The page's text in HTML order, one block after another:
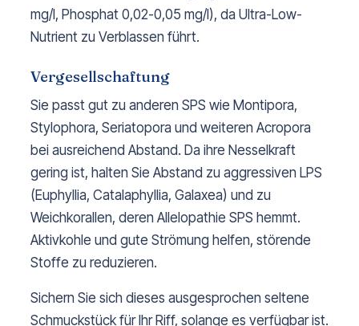
mg/l, Phosphat 0,02-0,05 mg/l), da Ultra-Low-
Nutrient zu Verblassen führt.
Vergesellschaftung
Sie passt gut zu anderen SPS wie Montipora,
Stylophora, Seriatopora und weiteren Acropora
bei ausreichend Abstand. Da ihre Nesselkraft
gering ist, halten Sie Abstand zu aggressiven LPS
(Euphyllia, Catalaphyllia, Galaxea) und zu
Weichkorallen, deren Allelopathie SPS hemmt.
Aktivkohle und gute Strömung helfen, störende
Stoffe zu reduzieren.
Sichern Sie sich dieses ausgesprochen seltene
Schmuckstück für Ihr Riff, solange es verfügbar ist.